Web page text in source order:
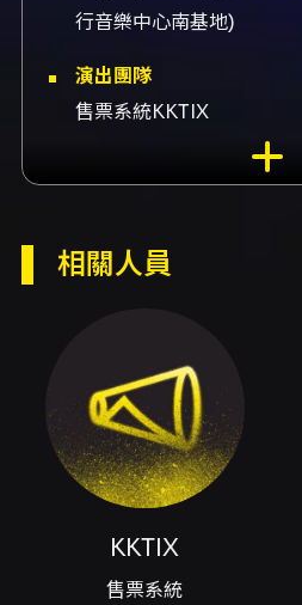
行音樂中心南基地)
演出團隊
售票系統KKTIX
期：2026 年 6 月 14 日（
18:00（實際演出時間以現
年 5 月 17 日（星期日）
UTC+8）。 - 售票系統：
利商店 FamiPort 機台（
準）。 - 票價：
NT$3,800 / 愛心席（身心
NT$2,400。 - 每位
家 FamiPort 購票為自動
於網站購票。 - KKTIX 網
機號碼及電子郵件地址驗
相關人員
KKTIX
售票系統